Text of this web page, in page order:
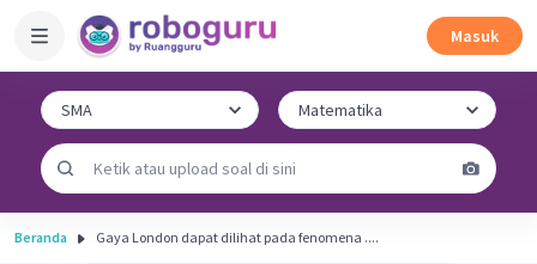
Masuk
Beranda Gaya London dapat dilihat pada fenomena ....